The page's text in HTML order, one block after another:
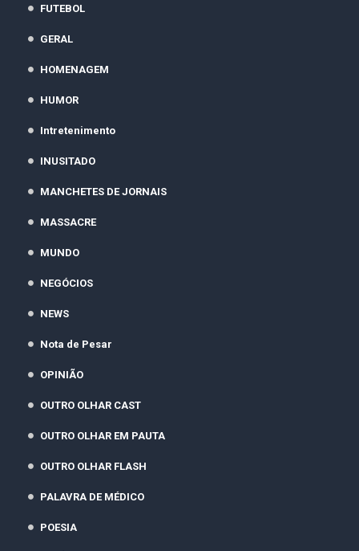
FUTEBOL
GERAL
HOMENAGEM
HUMOR
Intretenimento
INUSITADO
MANCHETES DE JORNAIS
MASSACRE
MUNDO
NEGÓCIOS
NEWS
Nota de Pesar
OPINIÃO
OUTRO OLHAR CAST
OUTRO OLHAR EM PAUTA
OUTRO OLHAR FLASH
PALAVRA DE MÉDICO
POESIA